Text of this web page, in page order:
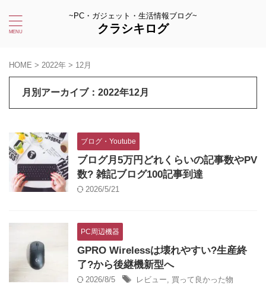
~PC・ガジェット・生活情報ブログ~
クラシキログ
HOME > 2022年 > 12月
月別アーカイブ：2022年12月
ブログ・Youtube
ブログ月5万円どれくらいの記事数やPV
数? 雑記ブログ100記事到達
2026/5/21
PC周辺機器
GPRO Wirelessは壊れやすい?生産終
了?から後継機新型へ
2026/8/5 レビュー, 買って良かった物